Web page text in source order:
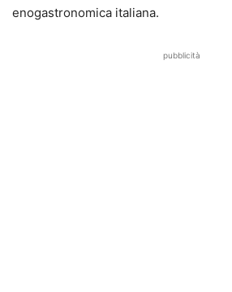
enogastronomica italiana.
pubblicità